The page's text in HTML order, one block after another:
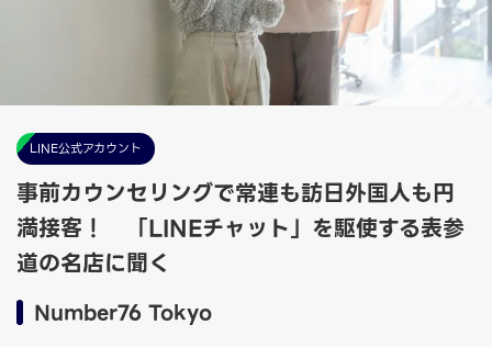
LINE公式アカウント
事前カウンセリングで常連も訪日外国人も円
満接客！ 「LINEチャット」を駆使する表参
道の名店に聞く
Number76 Tokyo